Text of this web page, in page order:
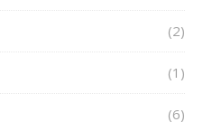
(2)
(1)
(6)